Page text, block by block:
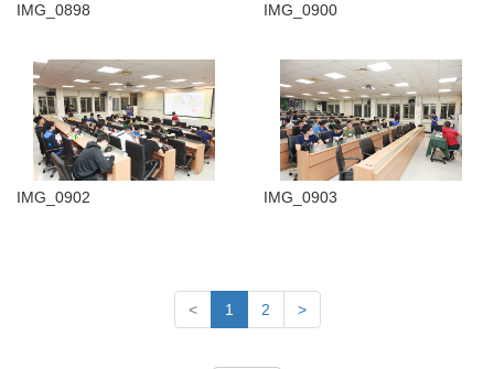
IMG_0898 IMG_0900
IMG_0902 IMG_0903
< 1 2 >